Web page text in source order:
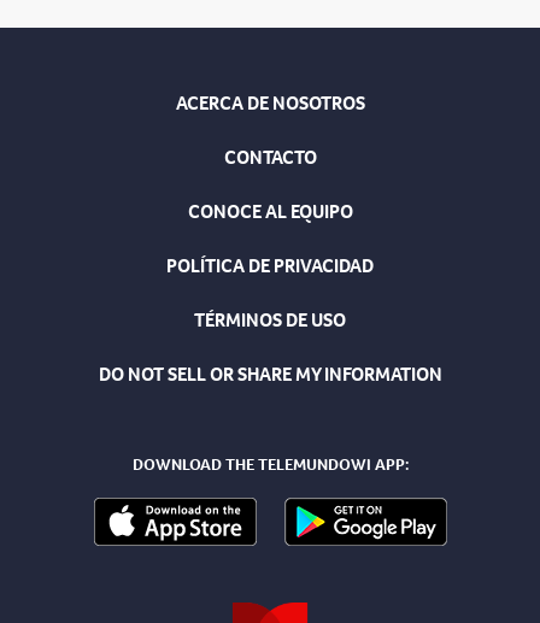
ACERCA DE NOSOTROS
CONTACTO
CONOCE AL EQUIPO
POLÍTICA DE PRIVACIDAD
TÉRMINOS DE USO
DO NOT SELL OR SHARE MY INFORMATION
DOWNLOAD THE TELEMUNDOWI APP: